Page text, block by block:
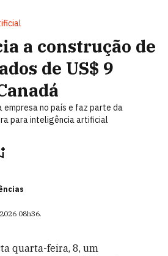
a construção de
de US$ 9
empresa no país e faz parte da
para inteligência artificial
08h36.
quarta-feira, 8, um